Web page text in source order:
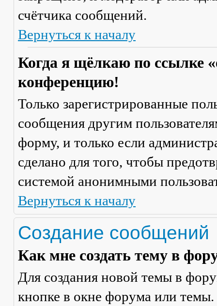
счётчика сообщений.
Вернуться к началу
Когда я щёлкаю по ссылке
конференцию!
Только зарегистрированные
сообщения другим
форму, и только если
сделано для того, чтобы
системой анонимными
Вернуться к началу
Создание сообщений
Как мне создать тему в
Для создания новой темы в
кнопке в окне форума или